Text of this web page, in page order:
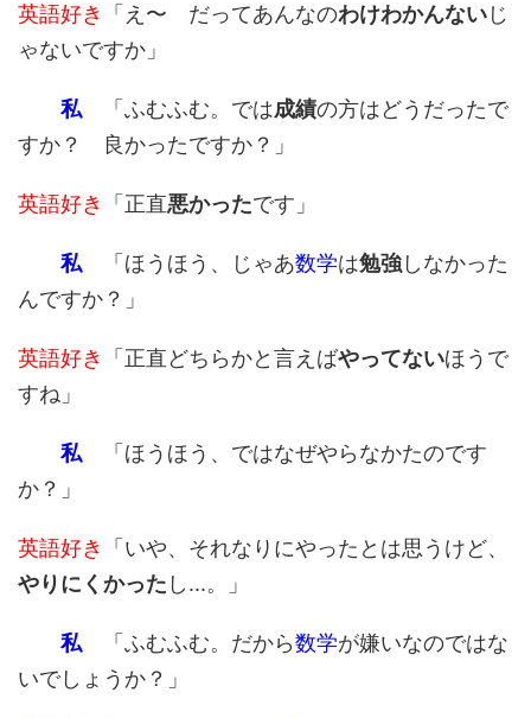
英語好き 「え〜 だってあんなのわけわかんないじ
ゃないですか」
私 「ふむふむ。では成績の方はどうだったで
すか？ 良かったですか？」
英語好き 「正直悪かったです」
私 「ほうほう、じゃあ数学は勉強しなかった
んですか？」
英語好き 「正直どちらかと言えばやってないほうで
すね」
私 「ほうほう、ではなぜやらなかたのです
か？」
英語好き
「いや、それなりにやったとは思うけど、
やりにくかった し...。」
私 「ふむふむ。だから数学が嫌いなのではな
いでしょうか？」